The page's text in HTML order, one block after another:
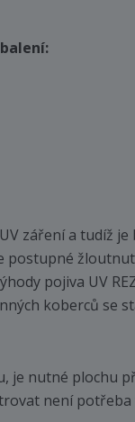
záření a tudíž je
pojiva UV
koberců se
je nutné plochu
není